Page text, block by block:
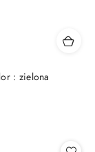
: zielona